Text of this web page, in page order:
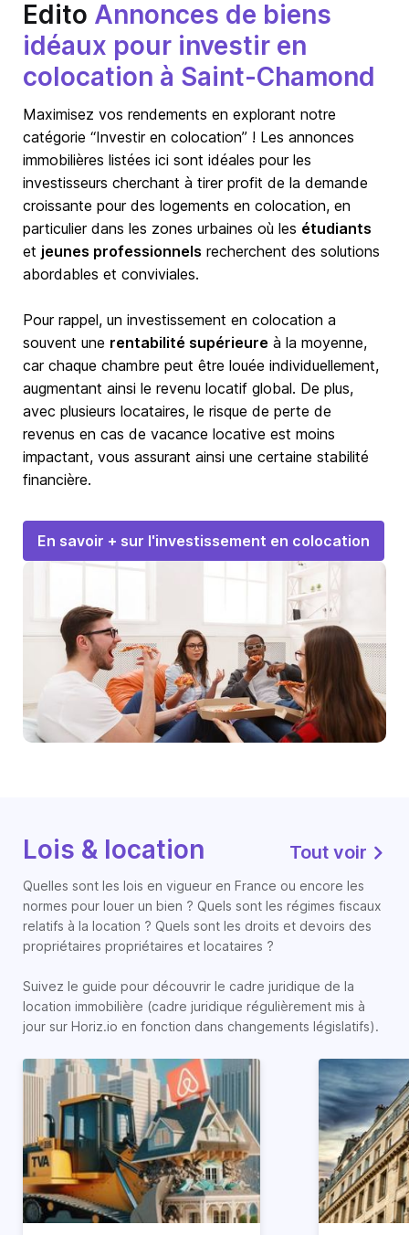
Edito Annonces de biens
idéaux pour investir en
colocation à Saint-Chamond
Maximisez vos rendements en explorant notre
catégorie “Investir en colocation” ! Les annonces
immobilières listées ici sont idéales pour les
investisseurs cherchant à tirer profit de la demande
croissante pour des logements en colocation, en
particulier dans les zones urbaines où les étudiants
et jeunes professionnels recherchent des solutions
abordables et conviviales.
Pour rappel, un investissement en colocation a
souvent une rentabilité supérieure à la moyenne,
car chaque chambre peut être louée individuellement,
augmentant ainsi le revenu locatif global. De plus,
avec plusieurs locataires, le risque de perte de
revenus en cas de vacance locative est moins
impactant, vous assurant ainsi une certaine stabilité
financière.
En savoir + sur l'investissement en colocation
Lois & location Tout voir
Quelles sont les lois en vigueur en France ou encore les
normes pour louer un bien ? Quels sont les régimes fiscaux
relatifs à la location ? Quels sont les droits et devoirs des
propriétaires propriétaires et locataires ?
Suivez le guide pour découvrir le cadre juridique de la
location immobilière (cadre juridique régulièrement mis à
jour sur Horiz.io en fonction dans changements législatifs).